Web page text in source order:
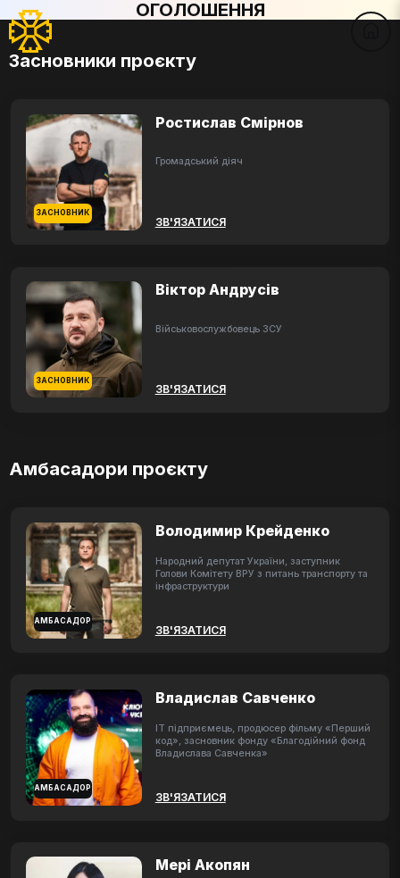
ОГОЛОШЕННЯ
Засновники проєкту
ЗАСНОВНИК
Ростислав Смірнов
Громадський діяч
ЗВ'ЯЗАТИСЯ
ЗАСНОВНИК
Віктор Андрусів
Військовослужбовець ЗСУ
ЗВ'ЯЗАТИСЯ
Амбасадори проєкту
АМБАСАДОР
Володимир Крейденко
Народний депутат України, заступник
Голови Комітету ВРУ з питань транспорту та
інфраструктури
ЗВ'ЯЗАТИСЯ
АМБАСАДОР
Владислав Савченко
ІТ підприємець, продюсер фільму «Перший
код», засновник фонду «Благодійний фонд
Владислава Савченка»
ЗВ'ЯЗАТИСЯ
Мері Акопян